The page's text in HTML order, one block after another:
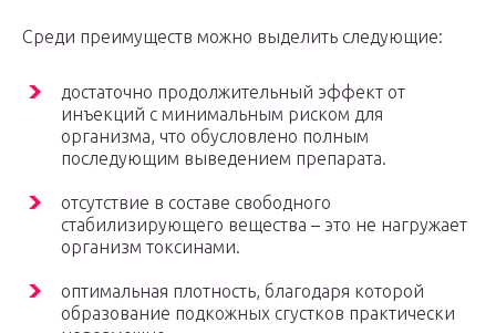
Среди преимуществ можно выделить следующие:
достаточно продолжительный эффект от
инъекций с минимальным риском для
организма, что обусловлено полным
последующим выведением препарата.
отсутствие в составе свободного
стабилизирующего вещества – это не нагружает
организм токсинами.
оптимальная плотность, благодаря которой
образование подкожных сгустков практически